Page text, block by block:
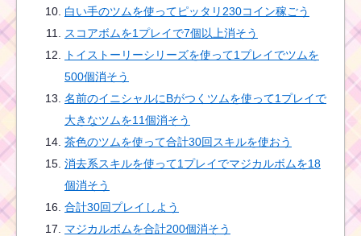
白い手のツムを使ってピッタリ230コイン稼ごう
スコアボムを1プレイで7個以上消そう
トイストーリーシリーズを使って1プレイでツムを
500個消そう
名前のイニシャルにBがつくツムを使って1プレイで
大きなツムを11個消そう
茶色のツムを使って合計30回スキルを使おう
消去系スキルを使って1プレイでマジカルボムを18
個消そう
合計30回プレイしよう
マジカルボムを合計200個消そう